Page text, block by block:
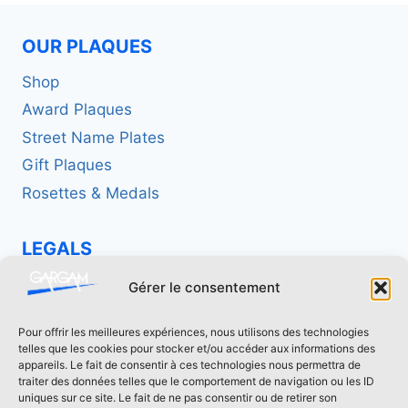
Gérer le consentement
Pour offrir les meilleures expériences, nous utilisons des technologies
telles que les cookies pour stocker et/ou accéder aux informations des
appareils. Le fait de consentir à ces technologies nous permettra de
traiter des données telles que le comportement de navigation ou les ID
uniques sur ce site. Le fait de ne pas consentir ou de retirer son
OUR PLAQUES
Shop
Award Plaques
Street Name Plates
Gift Plaques
Rosettes & Medals
LEGALS
Politique de confidentialité
CONTACT US
contact[at]fonderie-gargam.fr